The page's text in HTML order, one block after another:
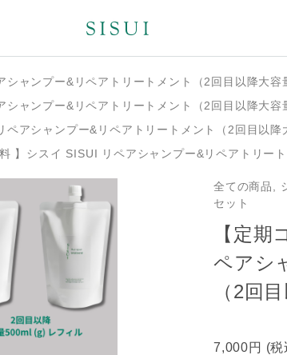
シャンプー&リペアトリートメント（2回目以降大容
シャンプー&リペアトリートメント（2回目以降大容
ペアシャンプー&リペアトリートメント（2回目以降
】シスイ SISUI リペアシャンプー&リペアトリー
全ての商品,
セット
【定
ペアシ
（2回
7,000円 (